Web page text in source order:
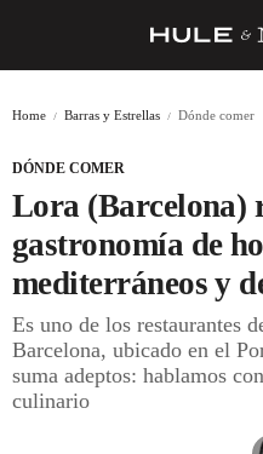
BARRAS Y ESTRELLAS
DÓNDE COMER
ÍDOLOS DE MESAS
CUADERNO DE VIAJE
Home Barras y Estrellas Dónde comer
DÓNDE COMER
Lora (Barcelona)
gastronomía de
mediterráneos y
Es uno de los restaurantes
Barcelona, ubicado en el
suma adeptos: hablamos
culinario